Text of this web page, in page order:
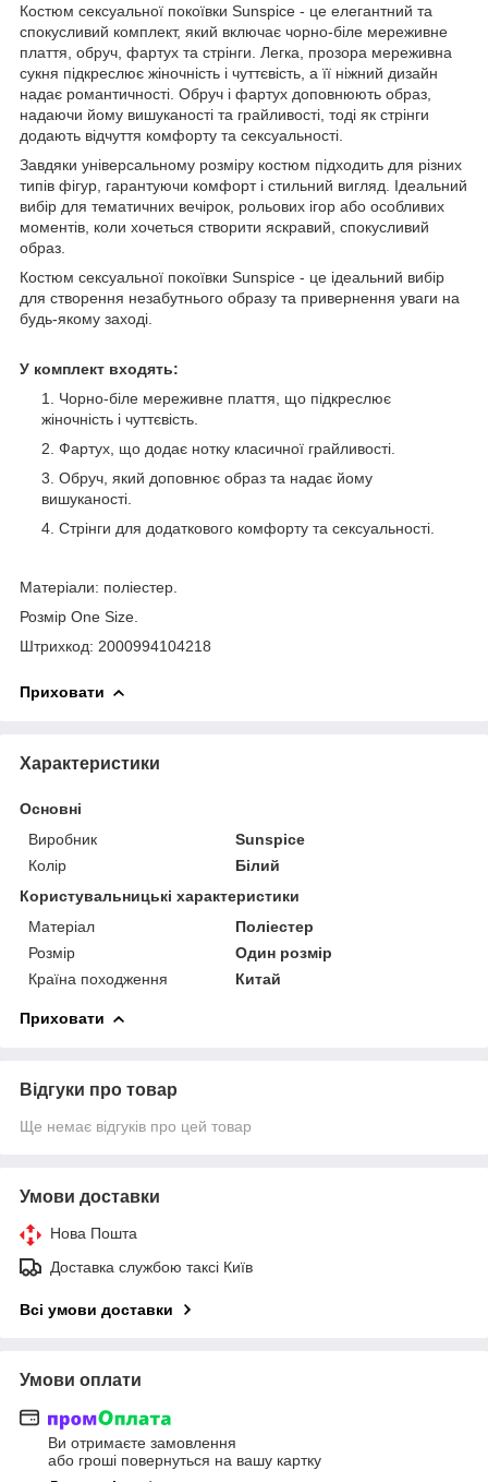
Костюм сексуальної покоївки Sunspice - це елегантний та
спокусливий комплект, який включає чорно-біле мереживне
плаття, обруч, фартух та стрінги. Легка, прозора мереживна
сукня підкреслює жіночність і чуттєвість, а її ніжний дизайн
надає романтичності. Обруч і фартух доповнюють образ,
надаючи йому вишуканості та грайливості, тоді як стрінги
додають відчуття комфорту та сексуальності.
Завдяки універсальному розміру костюм підходить для різних
типів фігур, гарантуючи комфорт і стильний вигляд. Ідеальний
вибір для тематичних вечірок, рольових ігор або особливих
моментів, коли хочеться створити яскравий, спокусливий
образ.
Костюм сексуальної покоївки Sunspice - це ідеальний вибір
для створення незабутнього образу та привернення уваги на
будь-якому заході.
У комплект входять:
Чорно-біле мереживне плаття, що підкреслює
жіночність і чуттєвість.
Фартух, що додає нотку класичної грайливості.
Обруч, який доповнює образ та надає йому
вишуканості.
Стрінги для додаткового комфорту та сексуальності.
Матеріали: поліестер.
Розмір One Size.
Штрихкод: 2000994104218
Приховати
Характеристики
Основні
Виробник
Sunspice
Колір
Білий
Користувальницькі характеристики
Матеріал
Поліестер
Розмір
Один розмір
Країна походження
Китай
Приховати
Відгуки про товар
Ще немає відгуків про цей товар
Умови доставки
Нова Пошта
Доставка службою таксі Київ
Всі умови доставки
Умови оплати
Ви отримаєте замовлення
або гроші повернуться на вашу картку